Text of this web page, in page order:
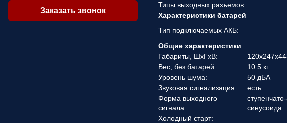
Заказать звонок
Типы выходных разъемов:
Характеристики батарей
Тип подключаемых АКБ:
Общие характеристики
Габариты, ШхГхВ:
Вес, без батарей:
10.5 кг
Уровень шума:
50 дБА
Звуковая сигнализация:
есть
Форма выходного
сигнала:
синусоида
Холодный старт: